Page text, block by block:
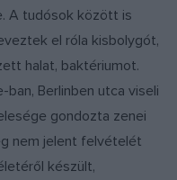
A tudósok között is
el róla kisbolygót,
halat, baktériumot.
ban, Berlinben utca viseli
gondozta zenei
nem jelent felvételét
készült,